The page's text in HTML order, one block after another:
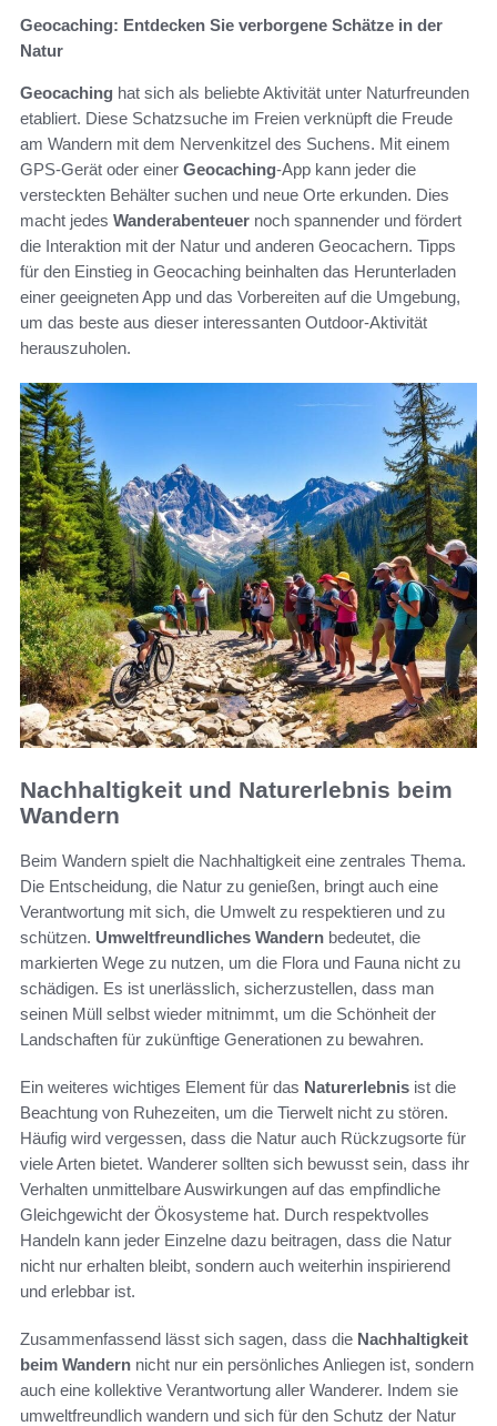
Geocaching: Entdecken Sie verborgene Schätze in der
Natur
Geocaching hat sich als beliebte Aktivität unter Naturfreunden
etabliert. Diese Schatzsuche im Freien verknüpft die Freude
am Wandern mit dem Nervenkitzel des Suchens. Mit einem
GPS-Gerät oder einer Geocaching-App kann jeder die
versteckten Behälter suchen und neue Orte erkunden. Dies
macht jedes Wanderabenteuer noch spannender und fördert
die Interaktion mit der Natur und anderen Geocachern. Tipps
für den Einstieg in Geocaching beinhalten das Herunterladen
einer geeigneten App und das Vorbereiten auf die Umgebung,
um das beste aus dieser interessanten Outdoor-Aktivität
herauszuholen.
Nachhaltigkeit und Naturerlebnis beim
Wandern
Beim Wandern spielt die Nachhaltigkeit eine zentrales Thema.
Die Entscheidung, die Natur zu genießen, bringt auch eine
Verantwortung mit sich, die Umwelt zu respektieren und zu
schützen. Umweltfreundliches Wandern bedeutet, die
markierten Wege zu nutzen, um die Flora und Fauna nicht zu
schädigen. Es ist unerlässlich, sicherzustellen, dass man
seinen Müll selbst wieder mitnimmt, um die Schönheit der
Landschaften für zukünftige Generationen zu bewahren.
Ein weiteres wichtiges Element für das Naturerlebnis ist die
Beachtung von Ruhezeiten, um die Tierwelt nicht zu stören.
Häufig wird vergessen, dass die Natur auch Rückzugsorte für
viele Arten bietet. Wanderer sollten sich bewusst sein, dass ihr
Verhalten unmittelbare Auswirkungen auf das empfindliche
Gleichgewicht der Ökosysteme hat. Durch respektvolles
Handeln kann jeder Einzelne dazu beitragen, dass die Natur
nicht nur erhalten bleibt, sondern auch weiterhin inspirierend
und erlebbar ist.
Zusammenfassend lässt sich sagen, dass die Nachhaltigkeit
beim Wandern nicht nur ein persönliches Anliegen ist, sondern
auch eine kollektive Verantwortung aller Wanderer. Indem sie
umweltfreundlich wandern und sich für den Schutz der Natur